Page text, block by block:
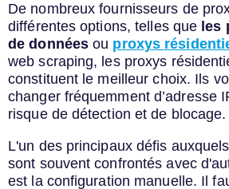
De nombreux fournisseurs de
différentes options, telles que les
de données ou proxys
web scraping, les proxys
constituent le meilleur choix. Ils
changer fréquemment d’adresse
risque de détection et de blocage.
L'un des principaux défis
sont souvent confrontés avec
est la configuration manuelle. Il